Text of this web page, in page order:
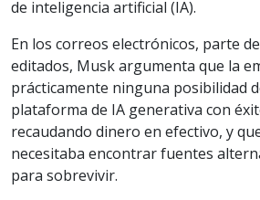
de inteligencia artificial (IA).
En los correos electrónicos, parte
editados, Musk argumenta que la
prácticamente ninguna posibilidad
plataforma de IA generativa con
recaudando dinero en efectivo, y
necesitaba encontrar fuentes
para sobrevivir.